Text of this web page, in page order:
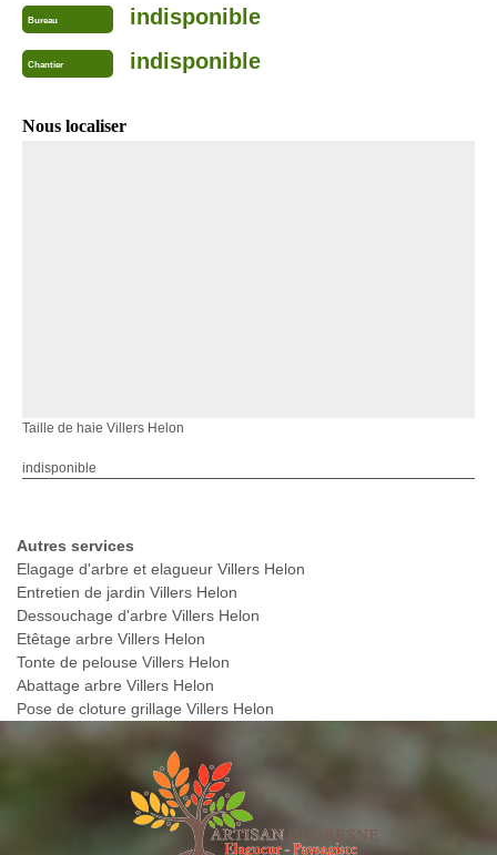
Bureau indisponible
Chantier indisponible
Nous localiser
Taille de haie Villers Helon
indisponible
Autres services
Elagage d'arbre et elagueur Villers Helon
Entretien de jardin Villers Helon
Dessouchage d'arbre Villers Helon
Etêtage arbre Villers Helon
Tonte de pelouse Villers Helon
Abattage arbre Villers Helon
Pose de cloture grillage Villers Helon